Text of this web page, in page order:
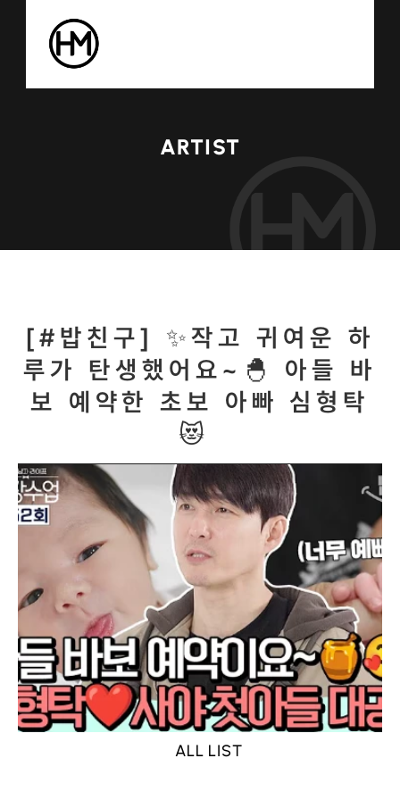
ARTIST
[#밥친구] ✨작고 귀여운 하
루가 탄생했어요~🐣 아들 바
보 예약한 초보 아빠 심형탁
😻
ALL LIST